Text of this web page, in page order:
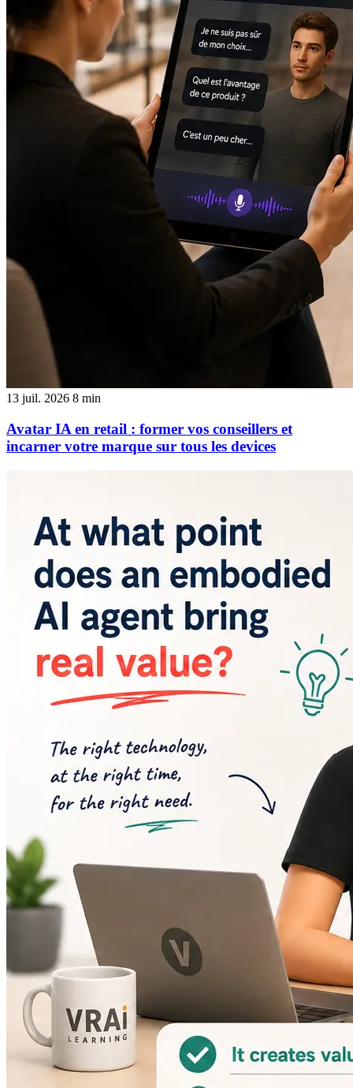
13 juil. 2026 8 min
Avatar IA en retail : former vos conseillers et
incarner votre marque sur tous les devices